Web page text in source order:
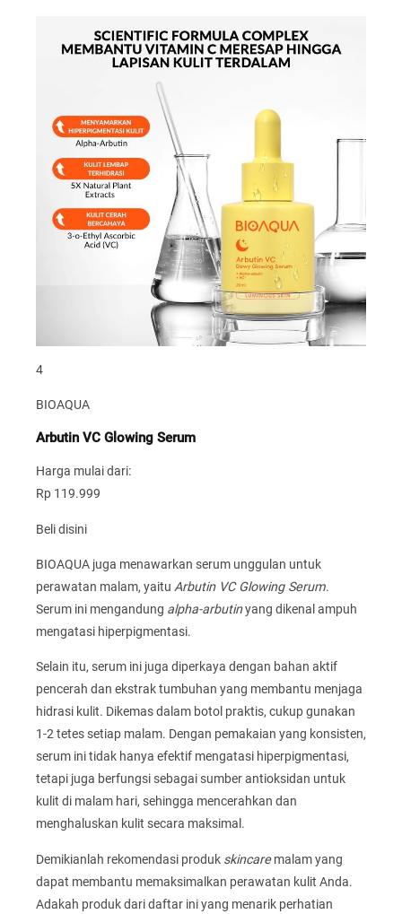
4
BIOAQUA
Arbutin VC Glowing Serum
Harga mulai dari:
Rp 119.999
Beli disini
BIOAQUA juga menawarkan serum unggulan untuk
perawatan malam, yaitu Arbutin VC Glowing Serum.
Serum ini mengandung alpha-arbutinyang dikenal ampuh
mengatasi hiperpigmentasi.
Selain itu, serum ini juga diperkaya dengan bahan aktif
pencerah dan ekstrak tumbuhan yang membantu menjaga
hidrasi kulit. Dikemas dalam botol praktis, cukup gunakan
1-2 tetes setiap malam. Dengan pemakaian yang konsisten,
serum ini tidak hanya efektif mengatasi hiperpigmentasi,
tetapi juga berfungsi sebagai sumber antioksidan untuk
kulit di malam hari, sehingga mencerahkan dan
menghaluskan kulit secara maksimal.
Demikianlah rekomendasi produk skincaremalam yang
dapat membantu memaksimalkan perawatan kulit Anda.
Adakah produk dari daftar ini yang menarik perhatian